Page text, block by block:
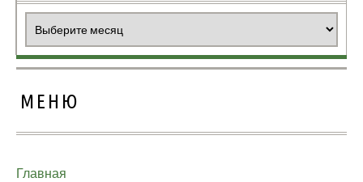
МЕНЮ
Главная